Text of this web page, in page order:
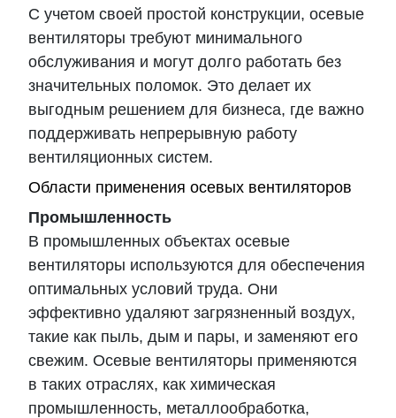
С учетом своей простой конструкции, осевые
вентиляторы требуют минимального
обслуживания и могут долго работать без
значительных поломок. Это делает их
выгодным решением для бизнеса, где важно
поддерживать непрерывную работу
вентиляционных систем.
Области применения осевых вентиляторов
Промышленность
В промышленных объектах осевые
вентиляторы используются для обеспечения
оптимальных условий труда. Они
эффективно удаляют загрязненный воздух,
такие как пыль, дым и пары, и заменяют его
свежим. Осевые вентиляторы применяются
в таких отраслях, как химическая
промышленность, металлообработка,